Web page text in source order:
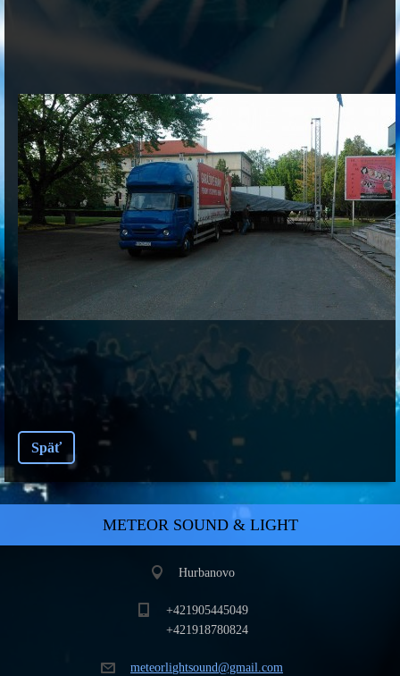
Späť
METEOR SOUND & LIGHT
Hurbanovo
+421905445049
+421918780824
meteorlightsound@gmail.com